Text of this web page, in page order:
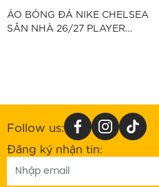
ÁO BÓNG ĐÁ NIKE CHELSEA
SÂN NHÀ 26/27 PLAYER
Follow us:
Đăng ký nhận tin: